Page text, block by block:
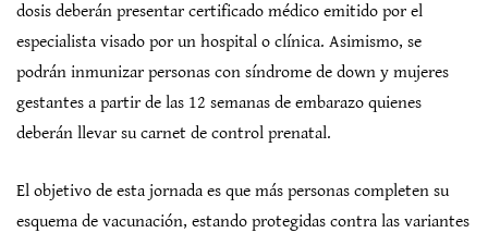
dosis deberán presentar certificado médico emitido por el
especialista visado por un hospital o clínica. Asimismo, se
podrán inmunizar personas con síndrome de down y mujeres
gestantes a partir de las 12 semanas de embarazo quienes
deberán llevar su carnet de control prenatal.
El objetivo de esta jornada es que más personas completen su
esquema de vacunación, estando protegidas contra las variantes